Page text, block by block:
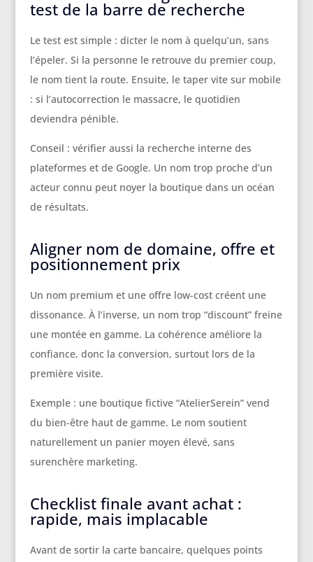
test de la barre de recherche
Le test est simple : dicter le nom à quelqu’un, sans
l’épeler. Si la personne le retrouve du premier coup,
le nom tient la route. Ensuite, le taper vite sur mobile
: si l’autocorrection le massacre, le quotidien
deviendra pénible.
Conseil : vérifier aussi la recherche interne des
plateformes et de Google. Un nom trop proche d’un
acteur connu peut noyer la boutique dans un océan
de résultats.
Aligner nom de domaine, offre et
positionnement prix
Un nom premium et une offre low-cost créent une
dissonance. À l’inverse, un nom trop “discount” freine
une montée en gamme. La cohérence améliore la
confiance, donc la conversion, surtout lors de la
première visite.
Exemple : une boutique fictive “AtelierSerein” vend
du bien-être haut de gamme. Le nom soutient
naturellement un panier moyen élevé, sans
surenchère marketing.
Checklist finale avant achat :
rapide, mais implacable
Avant de sortir la carte bancaire, quelques points